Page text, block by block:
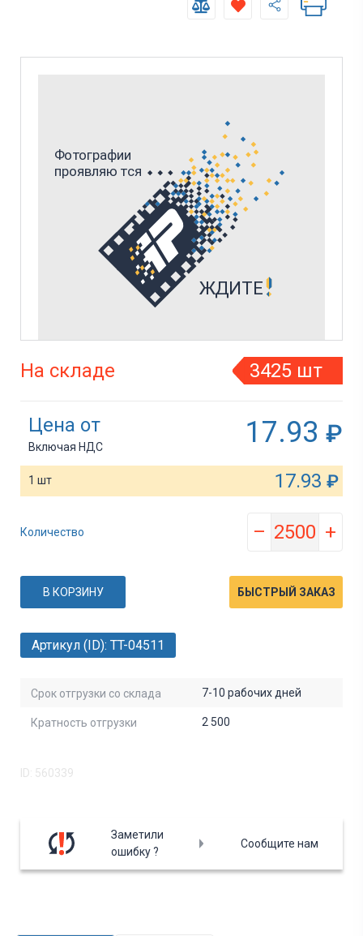
Артикул (ID): TT-04511
Срок отгрузки со склада 7-10 рабочих дней
Кратность отгрузки 2 500
ID: 560339
На складе 3425 шт
Цена от
Включая НДС 17.93 ₽
1 шт 17.93 ₽
Количество – +
В КОРЗИНУ БЫСТРЫЙ ЗАКАЗ
Заметили
ошибку ?
Сообщите нам